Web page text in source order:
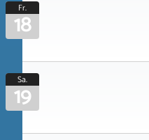
Fr.
18
Sa.
19